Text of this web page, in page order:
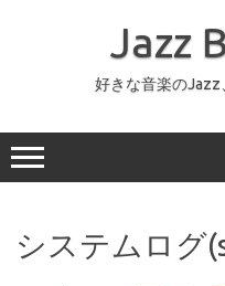
ッ
プ
Jazz
好きな音楽の
システムログ